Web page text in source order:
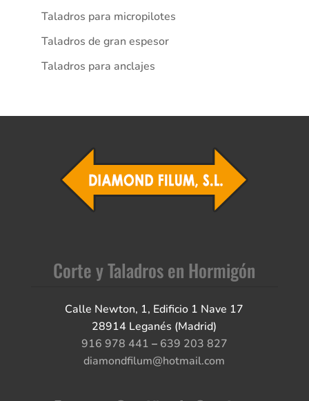
Taladros para micropilotes
Taladros de gran espesor
Taladros para anclajes
Corte y Taladros en Hormigón
Calle Newton, 1, Edificio 1 Nave 17
28914 Leganés (Madrid)
916 978 441 – 639 203 827
diamondfilum@hotmail.com